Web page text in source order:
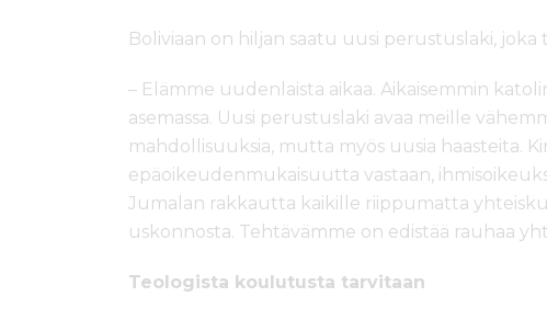
Boliviaan on hiljan saatu uusi perustuslaki,
– Elämme uudenlaista aikaa. Aikaisemmin
asemassa. Uusi perustuslaki avaa meille
mahdollisuuksia, mutta myös uusia haasteita.
epäoikeudenmukaisuutta vastaan,
Jumalan rakkautta kaikille riippumatta
uskonnosta. Tehtävämme on edistää rauhaa
Teologista koulutusta tarvitaan